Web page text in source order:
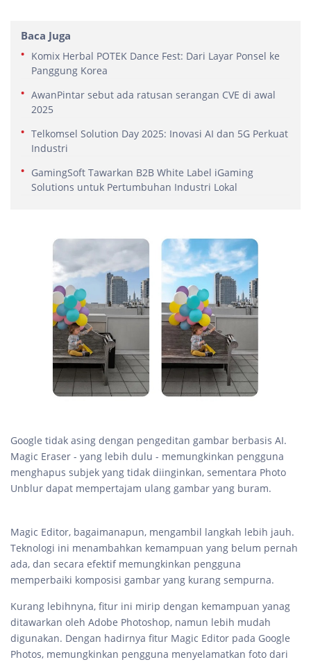
Baca Juga
Komix Herbal POTEK Dance Fest: Dari Layar Ponsel ke
Panggung Korea
AwanPintar sebut ada ratusan serangan CVE di awal
2025
Telkomsel Solution Day 2025: Inovasi AI dan 5G Perkuat
Industri
GamingSoft Tawarkan B2B White Label iGaming
Solutions untuk Pertumbuhan Industri Lokal
Google tidak asing dengan pengeditan gambar berbasis AI.
Magic Eraser - yang lebih dulu - memungkinkan pengguna
menghapus subjek yang tidak diinginkan, sementara Photo
Unblur dapat mempertajam ulang gambar yang buram.
Magic Editor, bagaimanapun, mengambil langkah lebih jauh.
Teknologi ini menambahkan kemampuan yang belum pernah
ada, dan secara efektif memungkinkan pengguna
memperbaiki komposisi gambar yang kurang sempurna.
Kurang lebihnyna, fitur ini mirip dengan kemampuan yanag
ditawarkan oleh Adobe Photoshop, namun lebih mudah
digunakan. Dengan hadirnya fitur Magic Editor pada Google
Photos, memungkinkan pengguna menyelamatkan foto dari